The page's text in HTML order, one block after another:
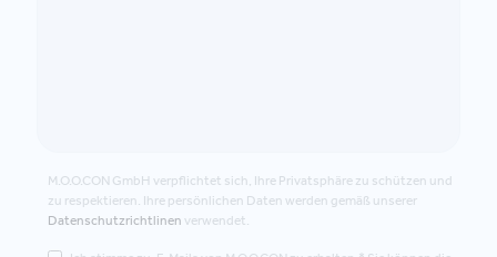
M.O.O.CON GmbH verpflichtet sich, Ihre Privatsphäre zu schützen und
zu respektieren. Ihre persönlichen Daten werden gemäß unserer
Datenschutzrichtlinen verwendet.